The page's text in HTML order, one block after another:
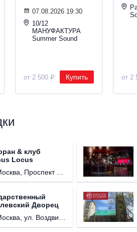
07.08.2026 19:30
10/12
МАНУФАКТУРА
Summer Sound
от 2 500 ₽ Купить от 2
& клуб
Locus
Проспект Мира, д. 12, стр. 9.
Дворец
ул. Воздвиженка, д. 1, Кремль.